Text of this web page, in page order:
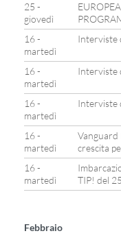
25 -
giovedì
16 -
martedì
Interviste
16 -
martedì
Interviste
16 -
martedì
Interviste
16 -
martedì
crescita
16 -
martedì
TIP! del
Febbraio